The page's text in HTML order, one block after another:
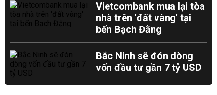
Vietcombank mua lại tòa
nhà trên 'đất vàng' tại
bến Bạch Đằng
Bắc Ninh sẽ đón dòng
vốn đầu tư gần 7 tỷ USD